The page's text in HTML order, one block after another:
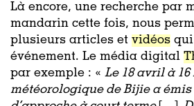
Là encore, une recherche par
mandarin cette fois, nous
plusieurs articles et vidéos
événement. Le média digital
par exemple : « Le 18 avril à
météorologique de Bijie a